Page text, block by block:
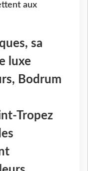
aux
sa
luxe
Bodrum
Tropez